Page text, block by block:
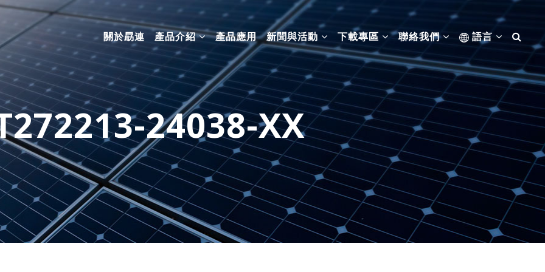
關於勗連 產品介紹 產品應用 新聞與活動 下載專區 聯絡我們 語言
24038-XX